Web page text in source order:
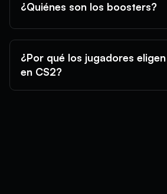
¿Quiénes son los boosters?
¿Por qué los jugadores
en CS2?